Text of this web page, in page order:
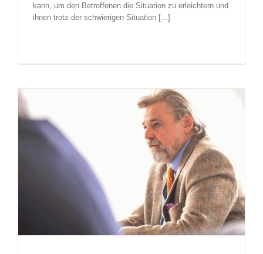
kann, um den Betroffenen die Situation zu erleichtern und
ihnen trotz der schwierigen Situation [...]